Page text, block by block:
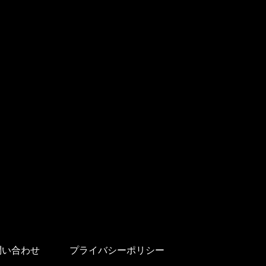
合わせ プライバシーポリシー